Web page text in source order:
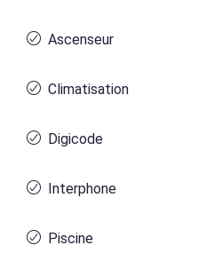
Ascenseur
Climatisation
Digicode
Interphone
Piscine